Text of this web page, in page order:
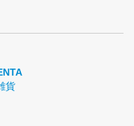
貨